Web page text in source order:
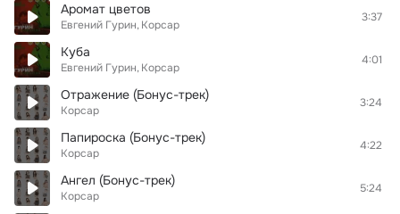
Аромат цветов
Евгений Гурин Корсар
3:37
Куба
Евгений Гурин Корсар
4:01
Отражение (Бонус-трек)
Корсар
3:24
Папироска (Бонус-трек)
Корсар
4:22
Ангел (Бонус-трек)
Корсар
5:24